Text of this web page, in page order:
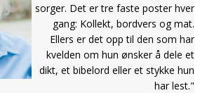
sorger. Det er tre faste poster hver
gang: Kollekt, bordvers og mat.
Ellers er det opp til den som har
kvelden om hun ønsker å dele et
dikt, et bibelord eller et stykke hun
har lest."